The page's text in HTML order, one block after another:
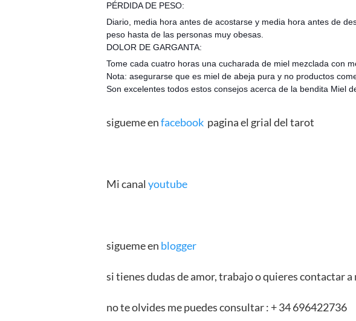
PÉRDIDA DE PESO:
Diario, media hora antes de acostarse y media hora antes de
peso hasta de las personas muy obesas.
DOLOR DE GARGANTA:
Tome cada cuatro horas una cucharada de miel mezclada con
Nota: asegurarse que es miel de abeja pura y no productos
Son excelentes todos estos consejos acerca de la bendita Miel
sigueme enfacebook pagina el grial del tarot
Mi canal youtube
sigueme en blogger
si tienes dudas de amor, trabajo o quieres contactar
no te olvides me puedes consultar : + 34 696422736